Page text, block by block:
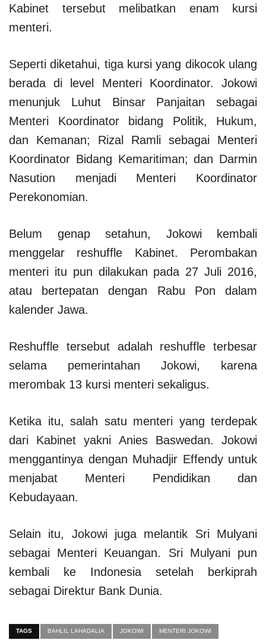
Kabinet tersebut melibatkan enam kursi
menteri.
Seperti diketahui, tiga kursi yang dikocok ulang
berada di level Menteri Koordinator. Jokowi
menunjuk Luhut Binsar Panjaitan sebagai
Menteri Koordinator bidang Politik, Hukum,
dan Kemanan; Rizal Ramli sebagai Menteri
Koordinator Bidang Kemaritiman; dan Darmin
Nasution menjadi Menteri Koordinator
Perekonomian.
Belum genap setahun, Jokowi kembali
menggelar reshuffle Kabinet. Perombakan
menteri itu pun dilakukan pada 27 Juli 2016,
atau bertepatan dengan Rabu Pon dalam
kalender Jawa.
Reshuffle tersebut adalah reshuffle terbesar
selama pemerintahan Jokowi, karena
merombak 13 kursi menteri sekaligus.
Ketika itu, salah satu menteri yang terdepak
dari Kabinet yakni Anies Baswedan. Jokowi
menggantinya dengan Muhadjir Effendy untuk
menjabat Menteri Pendidikan dan
Kebudayaan.
Selain itu, Jokowi juga melantik Sri Mulyani
sebagai Menteri Keuangan. Sri Mulyani pun
kembali ke Indonesia setelah berkiprah
sebagai Direktur Bank Dunia.
TAGS BAHLIL LAHADALIA JOKOWI MENTERI JOKOWI